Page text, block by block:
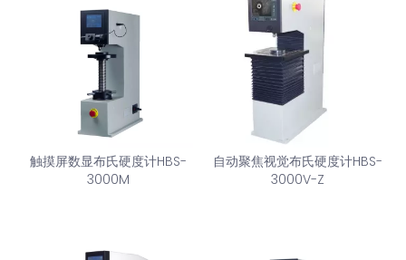
触摸屏数显布氏硬度计HBS-
3000M
自动聚焦视觉布氏硬度计HBS-
3000V-Z